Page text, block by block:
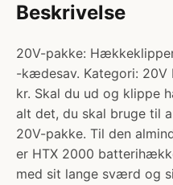
Beskrivelse
20V-pakke:
-kædesav. Kategori: 20V
kr. Skal du ud og klippe
alt det, du skal bruge til
20V-pakke. Til den
er HTX 2000
med sit lange sværd og